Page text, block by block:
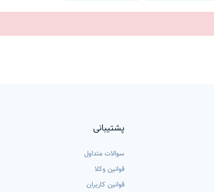
پشتیبانی
سوالات متداول
قوانین وکلا
قوانین کاربران